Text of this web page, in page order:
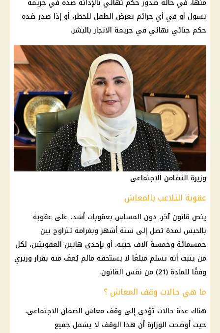
تسول أو في أي جرائم تعرض الطفل للخطر، أو إذا صدر ضده
حكم جنائي نهائي في جريمة الاتجار بالبشر.
وزيرة التضامن الاجتماعي
عقوبة التلاعب بالمعاش
ينص قانون آخر، دون المساس بعقوبات أشد، على عقوبة
بالحبس لمدة تصل إلى ستة أشهر وبغرامة تتراوح بين
خمسمائة وخمسة آلاف جنيه، أو بإحدى هاتين العقوبتين، لكل
من يثبت أنه تسلم مبلغًا لا يستحقه مالم يُعفَ منه بقرار وزيري
وفقًا للمادة (21) من نفس القانون.
ما هي حالات وقف المعاش ؟
هناك عدة حالات تؤدي إلى وقف معاش الضمان الاجتماعي،
حيث أوضحت الوزارة أن هذا الوقف لا يشمل جميع